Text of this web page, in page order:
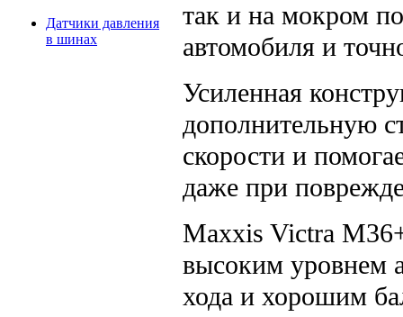
Датчики давления
в шинах
так и на мокром
автомобиля и
Усиленная
дополнительную
скорости и
даже при
Maxxis Victra
высоким уровнем
хода и хорошим